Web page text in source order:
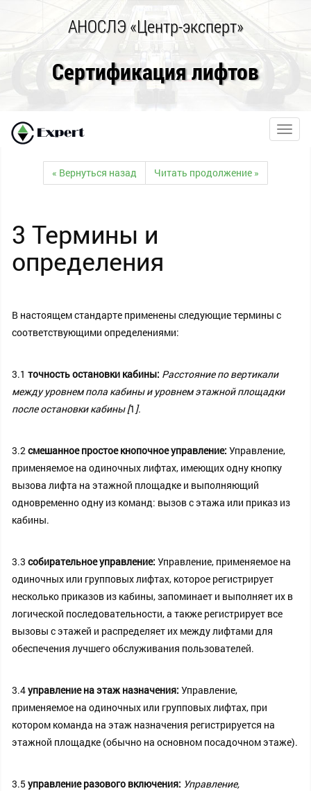
АНОСЛЭ «Центр-эксперт»
Сертификация лифтов
« Вернуться назад
Читать продолжение »
3 Термины и
определения
В настоящем стандарте применены следующие термины с
соответствующими определениями:
3.1 точность остановки кабины: Расстояние по вертикали
между уровнем пола кабины и уровнем этажной площадки
после остановки кабины [1 ].
3.2смешанное простое кнопочное управление: Управление,
применяемое на одиночных лифтах, имеющих одну кнопку
вызова лифта на этажной площадке и выполняющий
одновременно одну из команд: вызов с этажа или приказ из
кабины.
3.3 собирательное управление: Управление, применяемое на
одиночных или групповых лифтах, которое регистрирует
несколько приказов из кабины, запоминает и выполняет их в
логической последовательности, а также регистрирует все
вызовы с этажей и распределяет их между лифтами для
обеспечения лучшего обслуживания пользователей.
3.4управление на этаж назначения: Управление,
применяемое на одиночных или групповых лифтах, при
котором команда на этаж назначения регистрируется на
этажной площадке (обычно на основном посадочном этаже).
3.5 управление разового включения: Управление,